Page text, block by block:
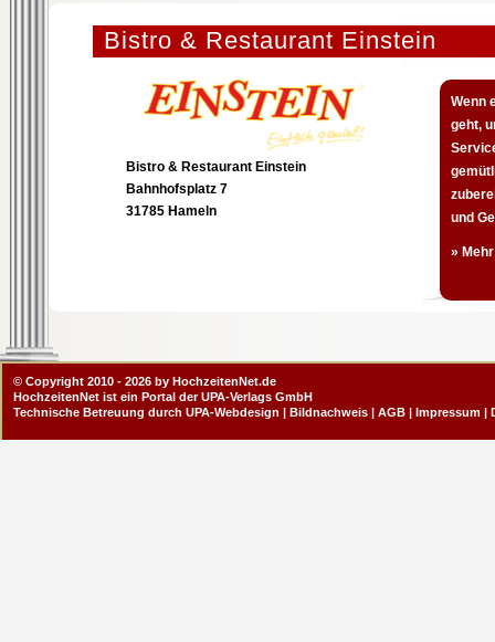
Bistro & Restaurant Einstein
Bistro & Restaurant Einstein
Bahnhofsplatz 7
31785 Hameln
Wenn
geht,
und
»
© Copyright 2010 - 2026 by HochzeitenNet.de
HochzeitenNet ist ein Portal derUPA-Verlags GmbH
Technische Betreuung durch UPA-Webdesign | Bildnachweis | AGB | Impressum |